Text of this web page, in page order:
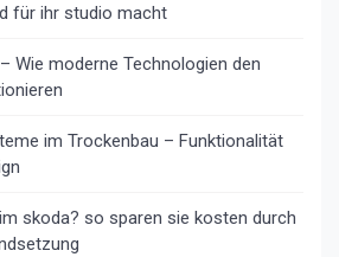
für ihr studio macht
Wie moderne Technologien den
im Trockenbau – Funktionalität
skoda? so sparen sie kosten durch